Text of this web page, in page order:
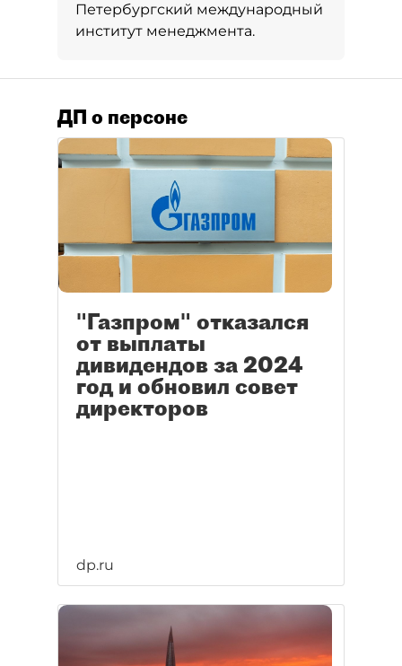
Петербургский международный
институт менеджмента.
ДП о персоне
"Газпром" отказался
от выплаты
дивидендов за 2024
год и обновил совет
директоров
dp.ru